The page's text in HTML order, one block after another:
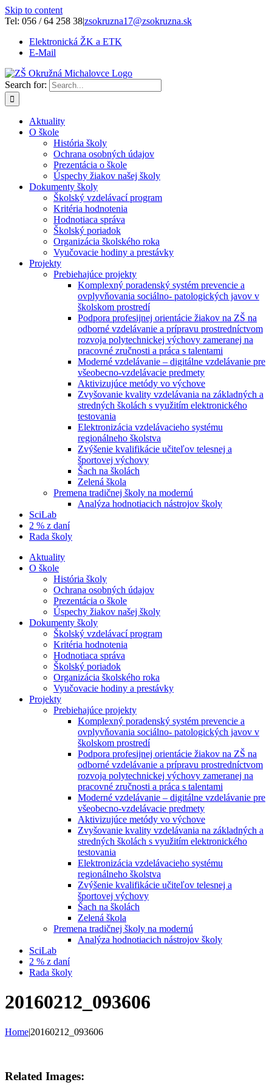
Skip to content
Tel: 056 / 64 258 38|zsokruzna17@zsokruzna.sk
Elektronická ŽK a ETK
E-Mail
Search for:
Aktuality
O škole
História školy
Ochrana osobných údajov
Prezentácia o škole
Úspechy žiakov našej školy
Dokumenty školy
Školský vzdelávací program
Kritéria hodnotenia
Hodnotiaca správa
Školský poriadok
Organizácia školského roka
Vyučovacie hodiny a prestávky
Projekty
Prebiehajúce projekty
Komplexný poradenský systém prevencie a
ovplyvňovania sociálno- patologických javov v
školskom prostredí
Podpora profesijnej orientácie žiakov na ZŠ na
odborné vzdelávanie a prípravu prostredníctvom
rozvoja polytechnickej výchovy zameranej na
pracovné zručnosti a práca s talentami
Moderné vzdelávanie – digitálne vzdelávanie pre
všeobecno-vzdelávacie predmety
Aktivizujúce metódy vo výchove
Zvyšovanie kvality vzdelávania na základných a
stredných školách s využitím elektronického
testovania
Elektronizácia vzdelávacieho systému
regionálneho školstva
Zvýšenie kvalifikácie učiteľov telesnej a
športovej výchovy
Šach na školách
Zelená škola
Premena tradičnej školy na modernú
Analýza hodnotiacich nástrojov školy
SciLab
2 % z daní
Rada školy
Aktuality
O škole
História školy
Ochrana osobných údajov
Prezentácia o škole
Úspechy žiakov našej školy
Dokumenty školy
Školský vzdelávací program
Kritéria hodnotenia
Hodnotiaca správa
Školský poriadok
Organizácia školského roka
Vyučovacie hodiny a prestávky
Projekty
Prebiehajúce projekty
Komplexný poradenský systém prevencie a
ovplyvňovania sociálno- patologických javov v
školskom prostredí
Podpora profesijnej orientácie žiakov na ZŠ na
odborné vzdelávanie a prípravu prostredníctvom
rozvoja polytechnickej výchovy zameranej na
pracovné zručnosti a práca s talentami
Moderné vzdelávanie – digitálne vzdelávanie pre
všeobecno-vzdelávacie predmety
Aktivizujúce metódy vo výchove
Zvyšovanie kvality vzdelávania na základných a
stredných školách s využitím elektronického
testovania
Elektronizácia vzdelávacieho systému
regionálneho školstva
Zvýšenie kvalifikácie učiteľov telesnej a
športovej výchovy
Šach na školách
Zelená škola
Premena tradičnej školy na modernú
Analýza hodnotiacich nástrojov školy
SciLab
2 % z daní
Rada školy
20160212_093606
Home|20160212_093606
Related Images: